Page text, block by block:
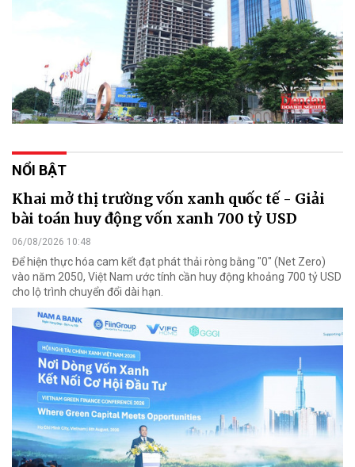
NỔI BẬT
Khai mở thị trường vốn xanh quốc tế - Giải
bài toán huy động vốn xanh 700 tỷ USD
06/08/2026 10:48
Để hiện thực hóa cam kết đạt phát thải ròng bằng "0" (Net Zero)
vào năm 2050, Việt Nam ước tính cần huy động khoảng 700 tỷ USD
cho lộ trình chuyển đổi dài hạn.